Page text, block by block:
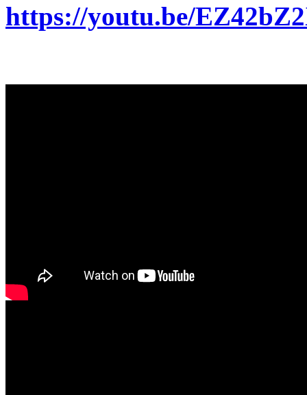
https://youtu.be/